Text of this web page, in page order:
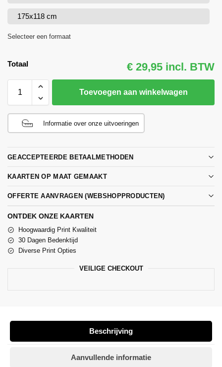
175x118 cm
Selecteer een formaat
Totaal € 29,95 incl. BTW
Toevoegen aan winkelwagen
Informatie over onze uitvoeringen
GEACCEPTEERDE BETAALMETHODEN
KAARTEN OP MAAT GEMAAKT
OFFERTE AANVRAGEN (WEBSHOPPRODUCTEN)
ONTDEK ONZE KAARTEN
Hoogwaardig Print Kwaliteit
30 Dagen Bedenktijd
Diverse Print Opties
VEILIGE CHECKOUT
Beschrijving
Aanvullende informatie